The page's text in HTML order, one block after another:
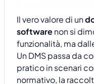
Il vero valore di un
softwarenon si
funzionalità, ma
Un DMS passa da
pratico in scenari
normativo, la